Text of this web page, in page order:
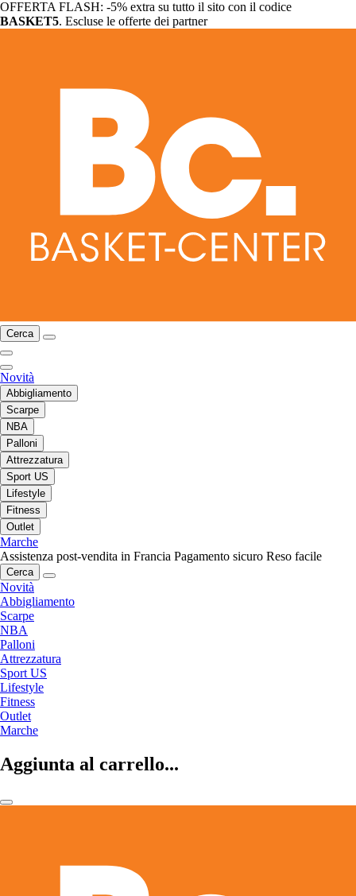
OFFERTA FLASH: -5% extra su tutto il sito con il codice
BASKET5. Escluse le offerte dei partner
Cerca
Novità
Abbigliamento
Scarpe
NBA
Palloni
Attrezzatura
Sport US
Lifestyle
Fitness
Outlet
Marche
Assistenza post-vendita in Francia Pagamento sicuro Reso facile
Cerca
Novità
Abbigliamento
Scarpe
NBA
Palloni
Attrezzatura
Sport US
Lifestyle
Fitness
Outlet
Marche
Aggiunta al carrello...